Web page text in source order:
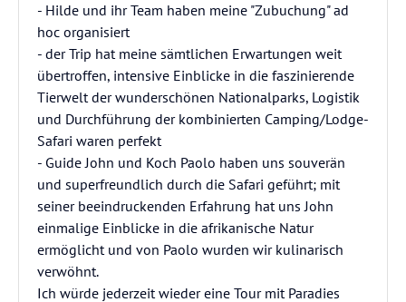
- Hilde und ihr Team haben meine "Zubuchung" ad
hoc organisiert
- der Trip hat meine sämtlichen Erwartungen weit
übertroffen, intensive Einblicke in die faszinierende
Tierwelt der wunderschönen Nationalparks, Logistik
und Durchführung der kombinierten Camping/Lodge-
Safari waren perfekt
- Guide John und Koch Paolo haben uns souverän
und superfreundlich durch die Safari geführt; mit
seiner beeindruckenden Erfahrung hat uns John
einmalige Einblicke in die afrikanische Natur
ermöglicht und von Paolo wurden wir kulinarisch
verwöhnt.
Ich würde jederzeit wieder eine Tour mit Paradies